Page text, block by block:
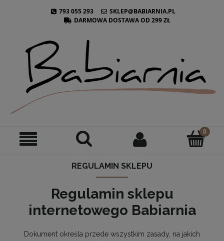
793 055 293
SKLEP@BABIARNIA.PL
DARMOWA DOSTAWA OD 299 ZŁ
REGULAMIN SKLEPU
Regulamin sklepu
internetowego Babiarnia
Dokument określa przede wszystkim zasady, na jakich